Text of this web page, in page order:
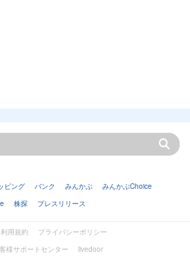
ピング バンク みんかぶ
みんかぶChoice
株探 プレスリリース
利用規約
プライバシーポリシー
様サポートセンター
livedoor